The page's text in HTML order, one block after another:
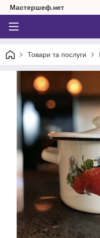
Мастершеф.нет
Товари та послуги